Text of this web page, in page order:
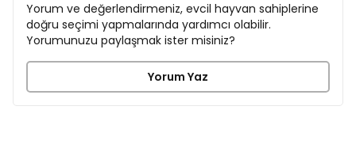
Yorum ve değerlendirmeniz, evcil hayvan sahiplerine
doğru seçimi yapmalarında yardımcı olabilir.
Yorumunuzu paylaşmak ister misiniz?
Yorum Yaz